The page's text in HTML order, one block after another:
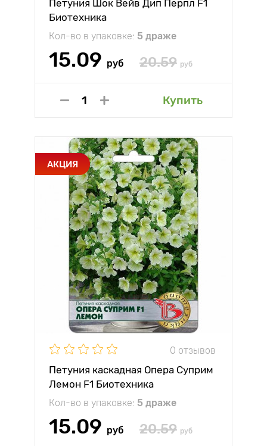
Петуния Шок Вейв Дип Перпл F1
Биотехника
Кол-во в упаковке: 5 драже
15.09 руб 20.59 руб
Купить
АКЦИЯ
0 отзывов
Петуния каскадная Опера Суприм
Лемон F1 Биотехника
Кол-во в упаковке: 5 драже
15.09 руб 20.59 руб